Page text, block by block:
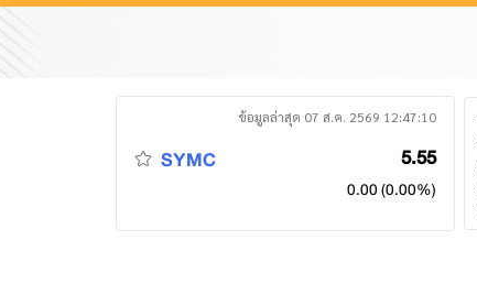
ข้อมูลล่าสุด 07 ส.ค. 2569 12:47:10
SYMC 5.55
0.00 (0.00%)